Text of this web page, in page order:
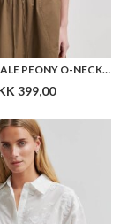
SECOND FEMALE PEONY O-NECK NEW TEE
399,00